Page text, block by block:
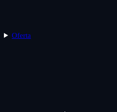
Oferta